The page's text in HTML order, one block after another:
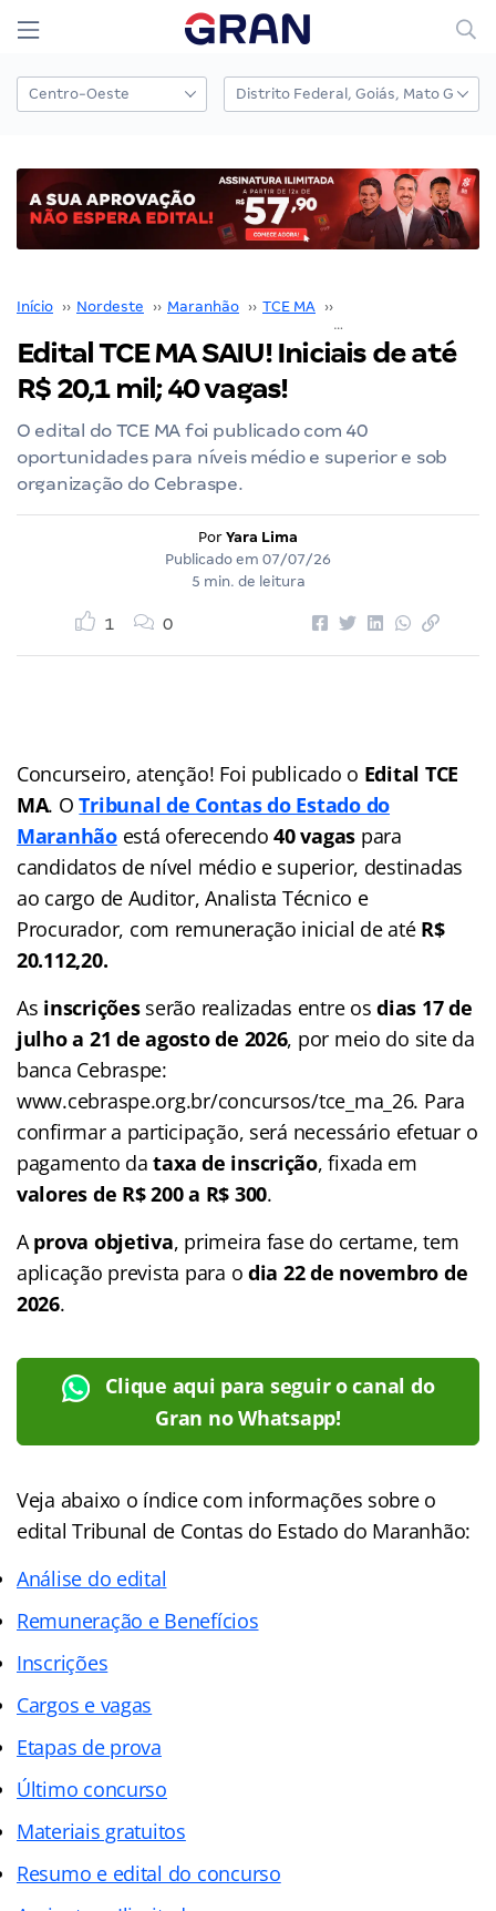
Início ›› Nordeste ›› Maranhão ›› TCE MA ››
Edital TCE MA SAIU! Iniciais de até
R$ 20,1 mil; 40 vagas!
O edital do TCE MA foi publicado com 40
oportunidades para níveis médio e superior e sob
organização do Cebraspe.
Por Yara Lima
Publicado em 07/07/26
5 min. de leitura
1 0
Concurseiro, atenção! Foi publicado o Edital TCE
MA. OTribunal de Contas do Estado do
Maranhão está oferecendo40 vagas para
candidatos de nível médio e superior, destinadas
ao cargo de Auditor, Analista Técnico e
Procurador, com remuneração inicial de até R$
20.112,20.
As inscrições serão realizadas entre osdias 17 de
julho a 21 de agosto de 2026, por meio do site da
banca Cebraspe:
www.cebraspe.org.br/concursos/tce_ma_26. Para
confirmar a participação, será necessário efetuar o
pagamento da taxa de inscrição, fixada em
valores de R$ 200 a R$ 300.
Aprova objetiva, primeira fase do certame, tem
aplicação prevista para o dia 22 de novembro de
2026.
Clique aqui para seguir o canal do
Gran no Whatsapp!
Veja abaixo o índicecom informações sobre o
edital Tribunal de Contas do Estado do Maranhão:
Análise do edital
Remuneração e Benefícios
Inscrições
Cargos e vagas
Etapas de prova
Último concurso
Materiais gratuitos
Resumo e edital do concurso